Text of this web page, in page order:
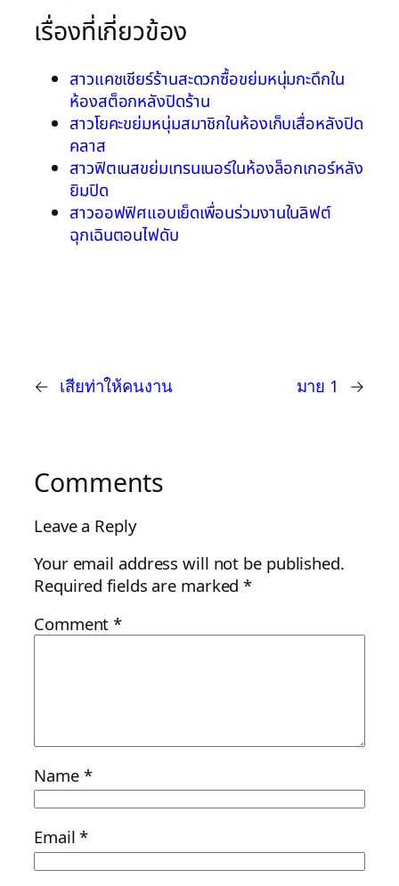
เรื่องที่เกี่ยวข้อง
สาวแคชเชียร์ร้านสะดวกซื้อขย่มหนุ่มกะดึกใน
ห้องสต็อกหลังปิดร้าน
สาวโยคะขย่มหนุ่มสมาชิกในห้องเก็บเสื่อหลังปิด
คลาส
สาวฟิตเนสขย่มเทรนเนอร์ในห้องล็อกเกอร์หลัง
ยิมปิด
สาวออฟฟิศแอบเย็ดเพื่อนร่วมงานในลิฟต์
ฉุกเฉินตอนไฟดับ
← เสียท่าให้คนงาน มาย 1 →
Comments
Leave a Reply
Your email address will not be published.
Required fields are marked*
Comment*
Name *
Email*